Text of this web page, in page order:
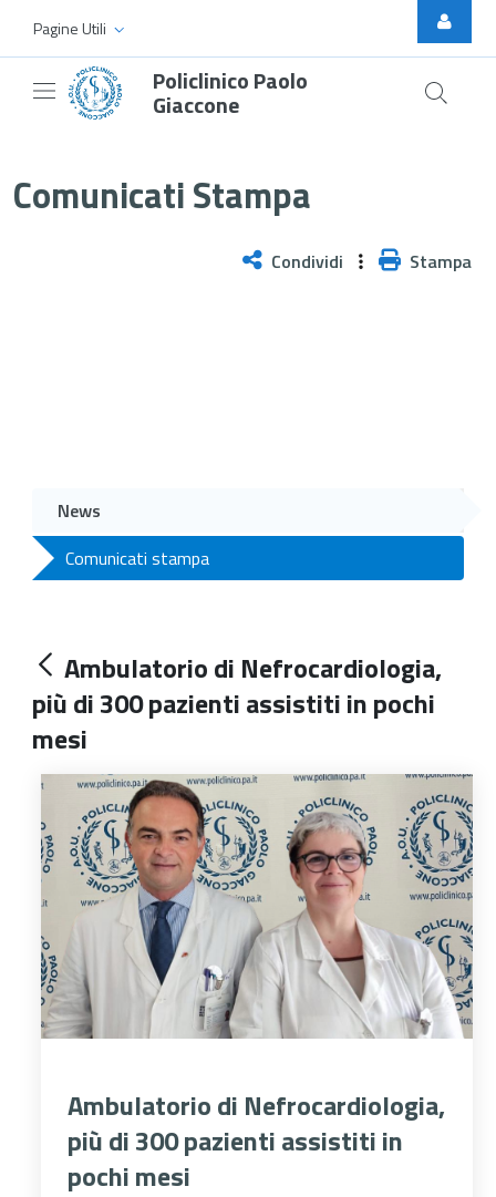
Skip to Main Content
Pagine Utili
Policlinico Paolo
Giaccone
Comunicati Stampa
Condividi Stampa
News
Comunicati stampa
Ambulatorio di Nefrocardiologia,
più di 300 pazienti assistiti in pochi
mesi
Ambulatorio di Nefrocardiologia,
più di 300 pazienti assistiti in
pochi mesi